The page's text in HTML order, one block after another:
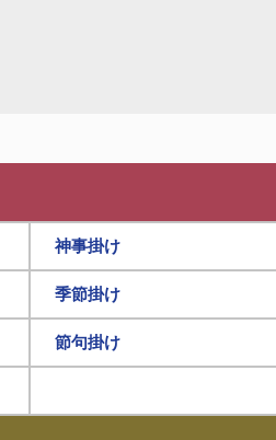
神事掛け
季節掛け
節句掛け